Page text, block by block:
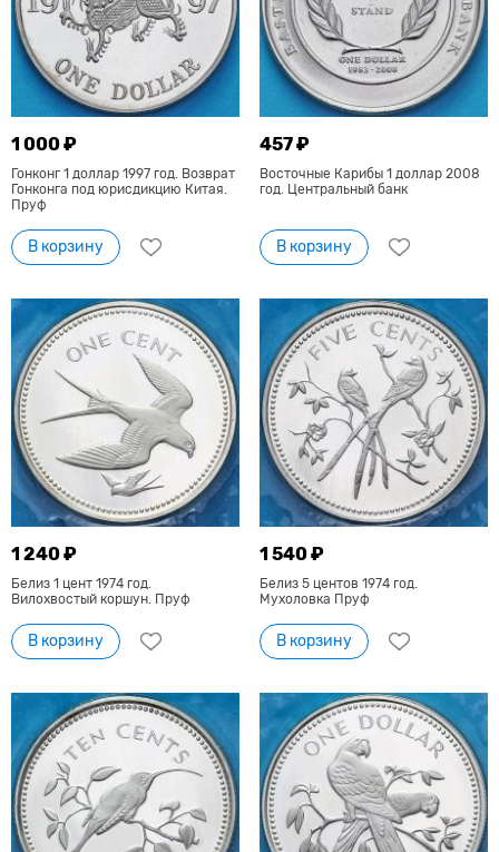
1 000 ₽
Гонконг 1 доллар 1997 год. Возврат
Гонконга под юрисдикцию Китая.
Пруф
В корзину
457 ₽
Восточные Карибы 1 доллар 2008
год. Центральный банк
В корзину
1 240 ₽
Белиз 1 цент 1974 год.
Вилохвостый коршун. Пруф
В корзину
1 540 ₽
Белиз 5 центов 1974 год.
Мухоловка Пруф
В корзину